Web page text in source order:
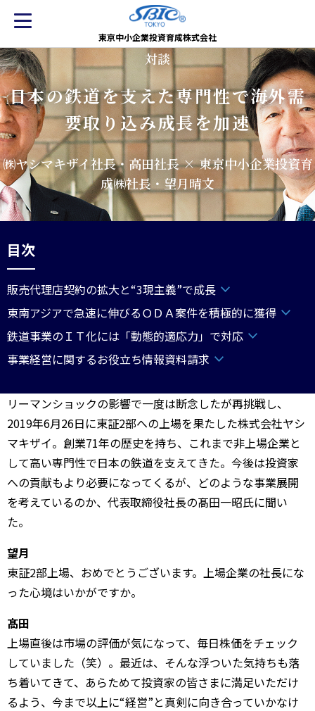
東京中小企業投資育成株式会社
対談
日本の鉄道を支えた専門性で海外需
要取り込み成長を加速
㈱ヤシマキザイ社長・高田社長 × 東京中小企業投資育
成㈱社長・望月晴文
目次
販売代理店契約の拡大と“3現主義”で成長
東南アジアで急速に伸びるＯＤＡ案件を積極的に獲得
鉄道事業のＩＴ化には「動態的適応力」で対応
事業経営に関するお役立ち情報資料請求
リーマンショックの影響で一度は断念したが再挑戦し、
2019年6月26日に東証2部への上場を果たした株式会社ヤシ
マキザイ。創業71年の歴史を持ち、これまで非上場企業と
して高い専門性で日本の鉄道を支えてきた。今後は投資家
への貢献もより必要になってくるが、どのような事業展開
を考えているのか、代表取締役社長の髙田一昭氏に聞い
た。
望月
東証2部上場、おめでとうございます。上場企業の社長にな
った心境はいかがですか。
髙田
上場直後は市場の評価が気になって、毎日株価をチェック
していました（笑）。最近は、そんな浮ついた気持ちも落
ち着いてきて、あらためて投資家の皆さまに満足いただけ
るよう、今まで以上に“経営”と真剣に向き合っていかなけ